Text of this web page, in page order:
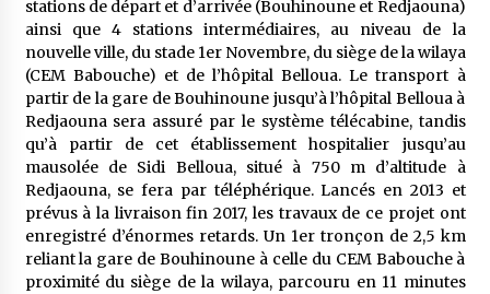
stations de départ et d’arrivée (Bouhinoune et Redjaouna)
ainsi que 4 stations intermédiaires, au niveau de la
nouvelle ville, du stade 1er Novembre, du siège de la wilaya
(CEM Babouche) et de l’hôpital Belloua. Le transport à
partir de la gare de Bouhinoune jusqu’à l’hôpital Belloua à
Redjaouna sera assuré par le système télécabine, tandis
qu’à partir de cet établissement hospitalier jusqu’au
mausolée de Sidi Belloua, situé à 750 m d’altitude à
Redjaouna, se fera par téléphérique. Lancés en 2013 et
prévus à la livraison fin 2017, les travaux de ce projet ont
enregistré d’énormes retards. Un 1er tronçon de 2,5 km
reliant la gare de Bouhinoune à celle du CEM Babouche à
proximité du siège de la wilaya, parcouru en 11 minutes